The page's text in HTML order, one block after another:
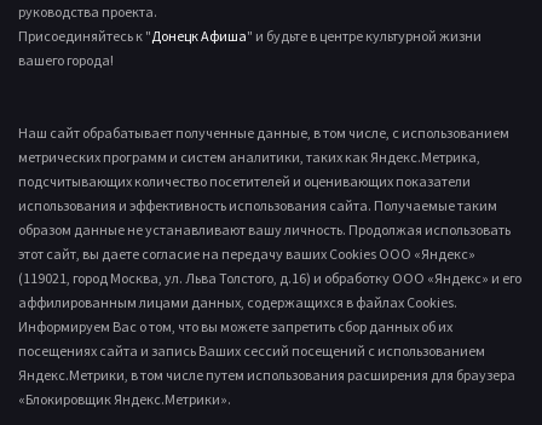
руководства проекта.
Присоединяйтесь к "Донецк Афиша" и будьте в центре культурной жизни
вашего города!
Наш сайт обрабатывает полученные данные, в том числе, с использованием
метрических программ и систем аналитики, таких как Яндекс.Метрика,
подсчитывающих количество посетителей и оценивающих показатели
использования и эффективность использования сайта. Получаемые таким
образом данные не устанавливают вашу личность. Продолжая использовать
этот сайт, вы даете согласие на передачу ваших Cookies ООО «Яндекс»
(119021, город Москва, ул. Льва Толстого, д.16) и обработку ООО «Яндекс» и его
аффилированным лицами данных, содержащихся в файлах Cookies.
Информируем Вас о том, что вы можете запретить сбор данных об их
посещениях сайта и запись Ваших сессий посещений с использованием
Яндекс.Метрики, в том числе путем использования расширения для браузера
«Блокировщик Яндекс.Метрики».